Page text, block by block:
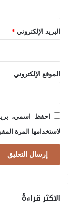
ا
ة
ا
ل
س
ا
ج
ي
د
البريد الإلكتروني *
الموقع الإلكتروني
احفظ اسمي،
لاستخدامها المرة
الاكثر قراءةً